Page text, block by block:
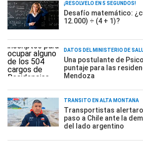
¡RESOLVELO EN 5 SEGUNDOS!
Desafío matemático:
12.000) ÷ (4 + 1)?
DATOS DEL MINISTERIO DE
Una postulante de
puntaje para las
Mendoza
TRÁNSITO EN ALTA MONTAÑA
Transportistas
paso a Chile ante la
del lado argentino